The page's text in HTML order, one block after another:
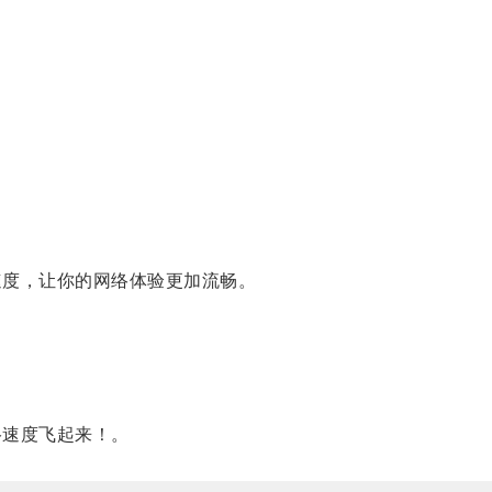
让你的网络体验更加流畅。
度飞起来！。